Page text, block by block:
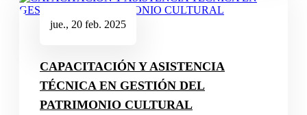
jue., 20 feb. 2025
CAPACITACIÓN Y ASISTENCIA
TÉCNICA EN GESTIÓN DEL
PATRIMONIO CULTURAL